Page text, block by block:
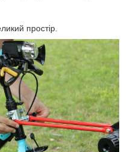
простір.